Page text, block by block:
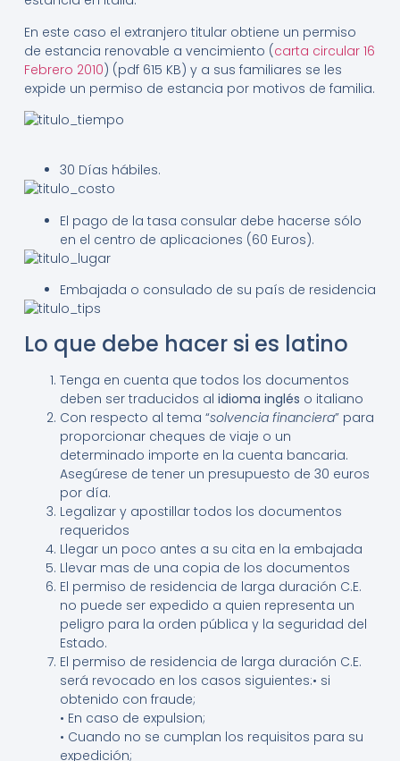
En este caso el extranjero titular obtiene un permiso
de estancia renovable a vencimiento (carta circular 16
Febrero 2010) (pdf 615 KB) y a sus familiares se les
expide un permiso de estancia por motivos de familia.
30 Días hábiles.
El pago de la tasa consular debe hacerse sólo
en el centro de aplicaciones (60 Euros).
Embajada o consulado de su país de residencia
Lo que debe hacer si es latino
Tenga en cuenta que todos los documentos
deben ser traducidos al idioma inglés o italiano
Con respecto al tema “solvencia financiera” para
proporcionar cheques de viaje o un
determinado importe en la cuenta bancaria.
Asegúrese de tener un presupuesto de 30 euros
por día.
Legalizar y apostillar todos los documentos
requeridos
Llegar un poco antes a su cita en la embajada
Llevar mas de una copia de los documentos
El permiso de residencia de larga duración C.E.
no puede ser expedido a quien representa un
peligro para la orden pública y la seguridad del
Estado.
El permiso de residencia de larga duración C.E.
será revocado en los casos siguientes:• si
obtenido con fraude;
• En caso de expulsion;
• Cuando no se cumplan los requisitos para su
expedición;